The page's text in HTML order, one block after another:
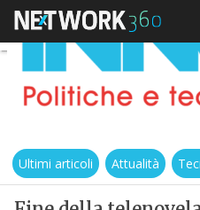
Ultimi articoli Attualità